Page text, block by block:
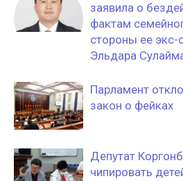
заявила о
фактам
стороны ее экс-
Эльдара
Парламент
закон о фейках
Депутат
чипировать